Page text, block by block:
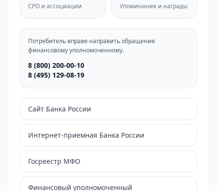
СРО и ассоциации Упоминания и награды
Потребитель вправе направить обращение
финансовому уполномоченному.
8 (800) 200-00-10
8 (495) 129-08-19
Сайт Банка России
Интернет-приемная Банка России
Госреестр МФО
Финансовый уполномоченный